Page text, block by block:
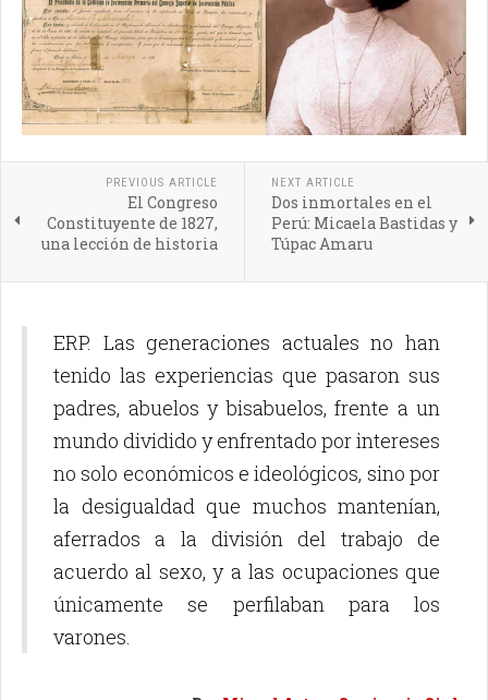
PREVIOUS ARTICLE
El Congreso
Constituyente de 1827,
una lección de historia
NEXT ARTICLE
Dos inmortales en el
Perú: Micaela Bastidas y
Túpac Amaru
ERP. Las generaciones actuales no han
tenido las experiencias que pasaron sus
padres, abuelos y bisabuelos, frente a un
mundo dividido y enfrentado por intereses
no solo económicos e ideológicos, sino por
la desigualdad que muchos mantenían,
aferrados a la división del trabajo de
acuerdo al sexo, y a las ocupaciones que
únicamente se perfilaban para los
varones.